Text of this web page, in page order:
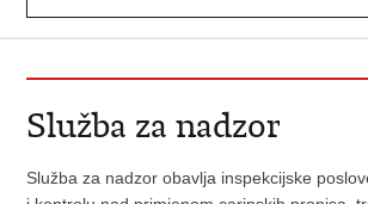
Služba za nadzor
Služba za nadzor obavlja inspekcijske